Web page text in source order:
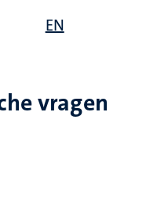
EN
vragen